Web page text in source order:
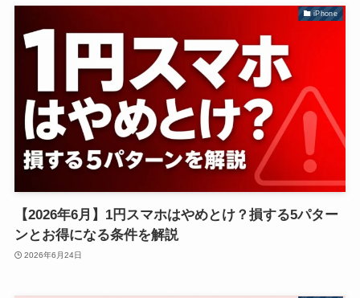
iPhone
【2026年6月】1円スマホはやめとけ？損する5パター
ンとお得になる条件を解説
2026年6月24日